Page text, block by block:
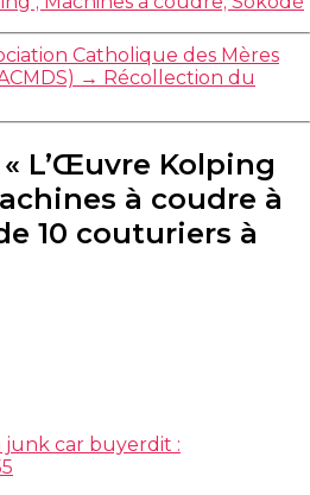
Catholique des Mères
→ Récollection du
L’Œuvre Kolping
à coudre à
10 couturiers à
junk car buyerdit :